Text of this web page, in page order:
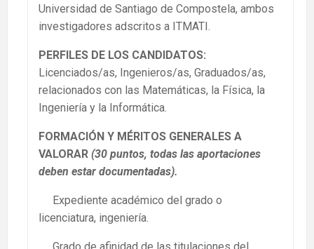
Universidad de Santiago de Compostela, ambos
investigadores adscritos a ITMATI.
PERFILES DE LOS CANDIDATOS:
Licenciados/as, Ingenieros/as, Graduados/as,
relacionados con las Matemáticas, la Física, la
Ingeniería y la Informática.
FORMACIÓN Y MÉRITOS GENERALES A
VALORAR (30 puntos, todas las aportaciones
deben estar documentadas).
Expediente académico del grado o
licenciatura, ingeniería.